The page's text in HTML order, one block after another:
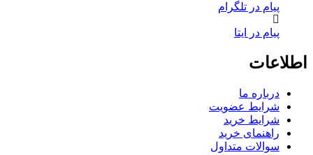
پیام در تلگرام
پیام در ایتا
درباره ما
شرایط عضویت
شرایط خرید
راهنمای خرید
سوالات متداول